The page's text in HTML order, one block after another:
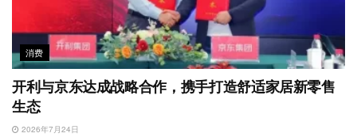
消费
开利与京东达成战略合作，携手打造舒适家居新零售
生态
2026年7月24日